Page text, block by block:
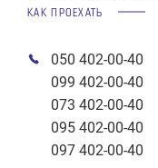
КАК ПРОЕХАТЬ
050 402-00-40
099 402-00-40
073 402-00-40
095 402-00-40
097 402-00-40